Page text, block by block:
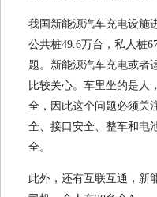
我国新能源汽车充电设施
公共桩49.6万台，私人桩
题。新能源汽车充电或者
比较关心。车里坐的是人
全，因此这个问题必须关
全、接口安全、整车和电
全。
此外，还有互联互通，新